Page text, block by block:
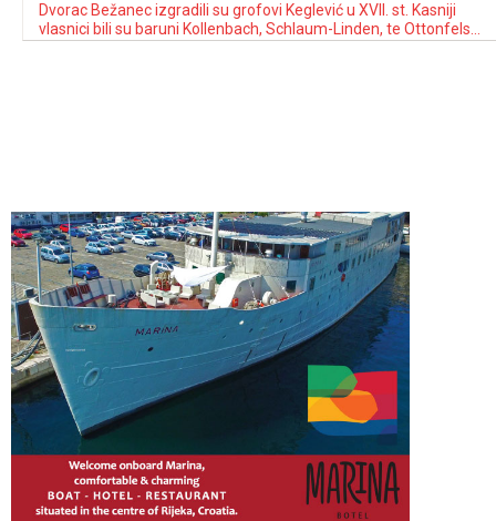
Dvorac Bežanec izgradili su grofovi Keglević u XVII. st. Kasniji
vlasnici bili su baruni Kollenbach, Schlaum-Linden, te Ottonfels-